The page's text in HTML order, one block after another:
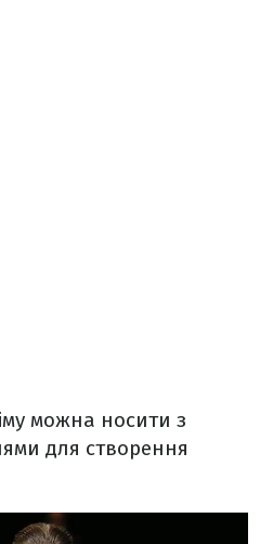
можна носити з
для створення